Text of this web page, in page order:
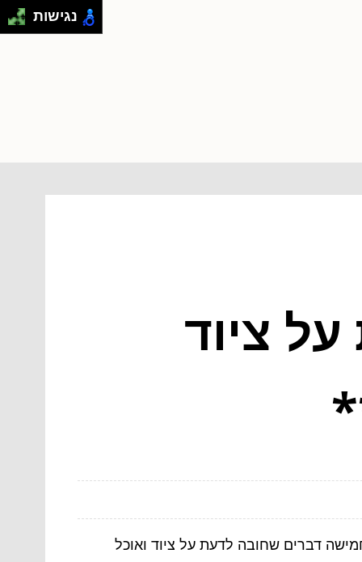
ציוד
דברים שחובה לדעת על ציוד ואוכל
נגישות